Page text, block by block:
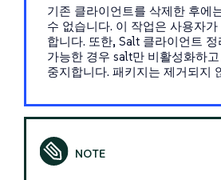
기존 클라이언트를 삭제한 후에
수 없습니다. 이 작업은 사용자
합니다. 또한, Salt 클라이언트
가능한 경우 salt만 비활성화하
중지합니다. 패키지는 제거되지